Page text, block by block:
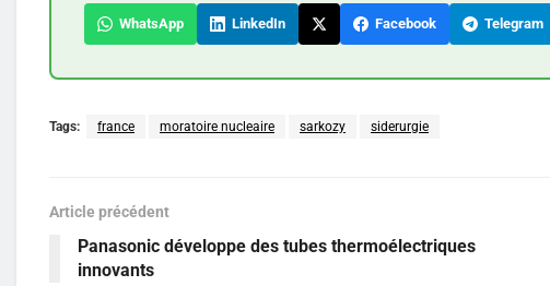
WhatsApp LinkedIn Facebook Telegram
Tags: france moratoire nucleaire sarkozy siderurgie
Article précédent
Panasonic développe des tubes thermoélectriques
innovants